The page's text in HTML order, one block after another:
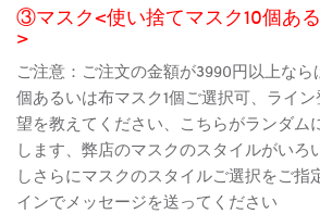
③マスク<使い捨てマスク10個あ
>
ご注意：ご注文の金額が3990円以上なら
個あるいは布マスク1個ご選択可、ライ
望を教えてください、こちらがランダム
します、弊店のマスクのスタイルがいろ
しさらにマスクのスタイルご選択をご指
インでメッセージを送ってください